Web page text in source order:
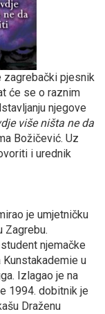
zagrebački pjesnik
će se o raznim
njegove
više ništa ne da
Božičević. Uz
i urednik
je umjetničku
Zagrebu.
njemačke
Kunstakademie u
Izlagao je na
1994. dobitnik je
Draženu